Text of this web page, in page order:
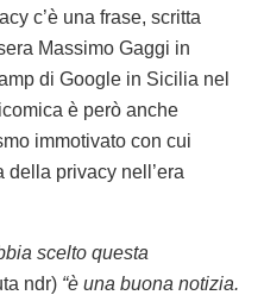
c’è una frase, scritta
Massimo Gaggi in
di Google in Sicilia nel
è però anche
immotivato con cui
della privacy nell’era
scelto questa
ndr) “è una buona notizia.